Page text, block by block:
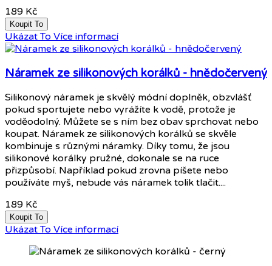
189 Kč
Koupit To
Ukázat To Více informací
Náramek ze silikonových korálků - hnědočervený
Silikonový náramek je skvělý módní doplněk, obzvlášť
pokud sportujete nebo vyrážíte k vodě, protože je
voděodolný. Můžete se s ním bez obav sprchovat nebo
koupat. Náramek ze silikonových korálků se skvěle
kombinuje s různými náramky. Díky tomu, že jsou
silikonové korálky pružné, dokonale se na ruce
přizpůsobí. Například pokud zrovna píšete nebo
používáte myš, nebude vás náramek tolik tlačit....
189 Kč
Koupit To
Ukázat To Více informací